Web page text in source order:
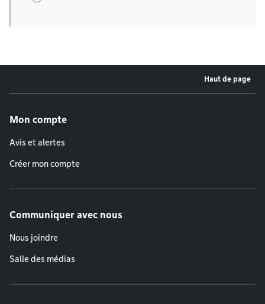
Haut de page
Mon compte
Avis et alertes
Créer mon compte
Communiquer avec nous
Nous joindre
Salle des médias